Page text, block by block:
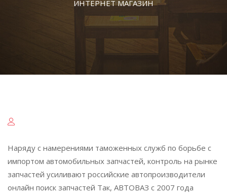
ИНТЕРНЕТ МАГАЗИН
Наряду с намерениями таможенных служб по борьбе с
импортом автомобильных запчастей, контроль на рынке
запчастей усиливают российские автопроизводители
онлайн поиск запчастей Так, АВТОВАЗ с 2007 года